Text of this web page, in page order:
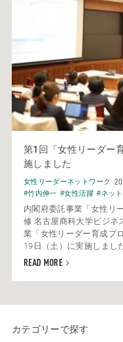
第1回「女性リーダー
施しました
女性リーダーネットワーク
#竹内伸一 #女性活躍 #ネッ
内閣府委託事業「女性リ
修 名古屋商科大学ビジネ
業「女性リーダー育成プ
19日（土）に実施しまし
READ MORE
カテゴリーで探す